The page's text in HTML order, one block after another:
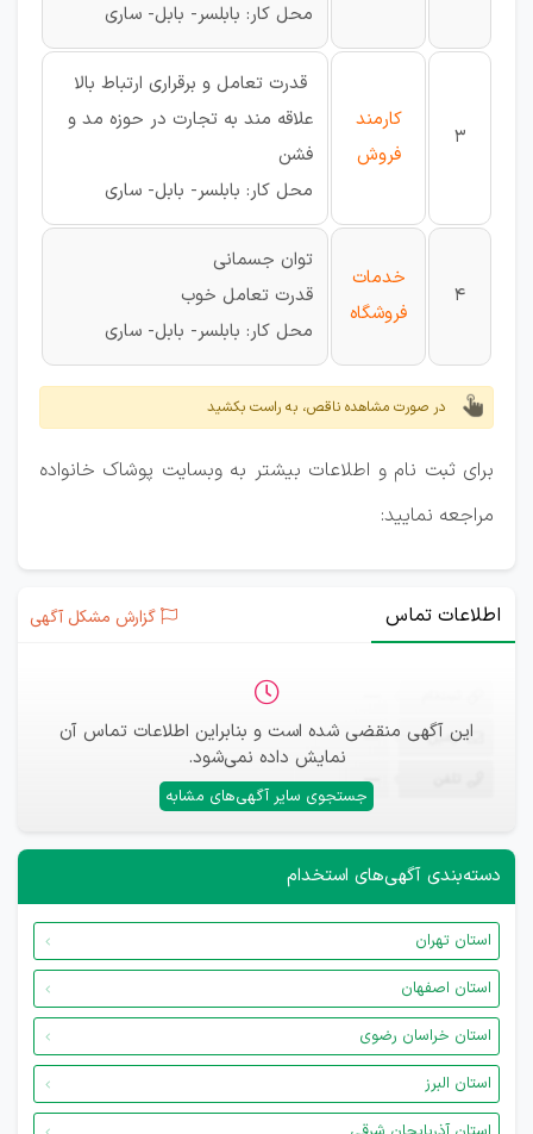
محل کار: بابلسر- بابل- ساری
3
کارمند
فروش
قدرت تعامل و برقراری ارتباط بالا
علاقه مند به تجارت در حوزه مد و
فشن
محل کار: بابلسر- بابل- ساری
4
خدمات
فروشگاه
توان جسمانی
قدرت تعامل خوب
محل کار: بابلسر- بابل- ساری
در صورت مشاهده ناقص، به راست بکشید
برای ثبت نام و اطلاعات بیشتر به وبسایت پوشاک خانواده
مراجعه نمایید:
اطلاعات تماس گزارش مشکل آگهی
این آگهی منقضی شده است و بنابراین اطلاعات تماس آن
نمایش داده نمی‌شود.
جستجوی سایر آگهی‌های مشابه
ایمیل —
—
دسته‌بندی آگهی‌های استخدام
استان تهران
استان اصفهان
استان خراسان رضوی
استان البرز